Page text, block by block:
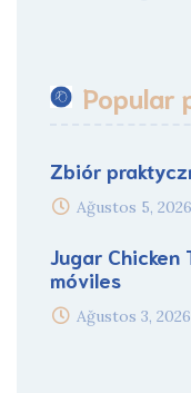
Popular
Zbiór
Ağustos 5, 2026
Jugar
móviles
Ağustos 3, 2026